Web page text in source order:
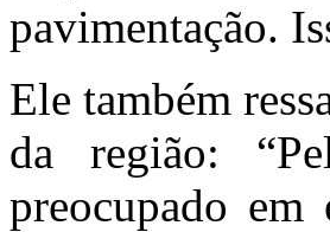
pavimentação.
Ele também
da região:
preocupado em